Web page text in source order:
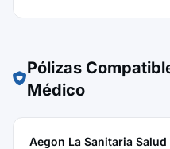
Pólizas
Médico
Aegon La Sanitaria Salud